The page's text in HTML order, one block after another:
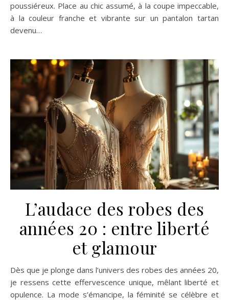
poussiéreux. Place au chic assumé, à la coupe impeccable,
à la couleur franche et vibrante sur un pantalon tartan
devenu…
L’audace des robes des
années 20 : entre liberté
et glamour
Dès que je plonge dans l’univers des robes des années 20,
je ressens cette effervescence unique, mêlant liberté et
opulence. La mode s’émancipe, la féminité se célèbre et